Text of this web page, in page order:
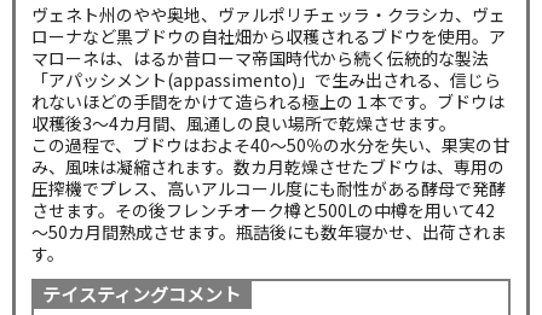
ヴェネト州のやや奥地、ヴァルポリチェッラ・クラシカ、ヴェ
ローナなど黒ブドウの自社畑から収穫されるブドウを使用。ア
マローネは、はるか昔ローマ帝国時代から続く伝統的な製法
「アパッシメント(appassimento)」で生み出される、信じら
れないほどの手間をかけて造られる極上の１本です。ブドウは
収穫後3～4カ月間、風通しの良い場所で乾燥させます。
この過程で、ブドウはおよそ40～50％の水分を失い、果実の甘
み、風味は凝縮されます。数カ月乾燥させたブドウは、専用の
圧搾機でプレス、高いアルコール度にも耐性がある酵母で発酵
させます。その後フレンチオーク樽と500Lの中樽を用いて42
～50カ月間熟成させます。瓶詰後にも数年寝かせ、出荷されま
す。
テイスティングコメント